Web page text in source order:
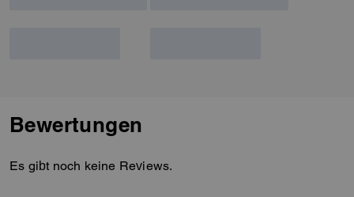
Bewertungen
Es gibt noch keine Reviews.